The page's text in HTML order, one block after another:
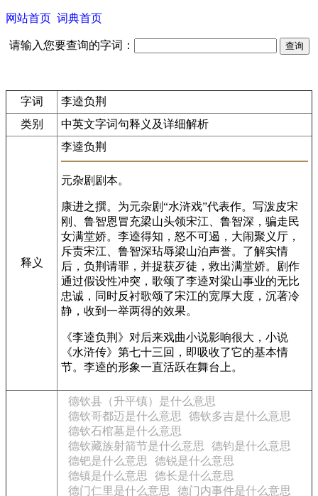
网站首页 词典首页
请输入您要查询的字词：
字词
李逵负荆
类别
中英文字词句释义及详细解析
释义
李逵负荆
元杂剧剧本。
康进之撰。为元杂剧“水浒戏”代表作。写泼皮宋
刚、鲁智恩冒充梁山头领宋江、鲁智深，骗走民
女满堂娇。李逵得知，怒不可遏，大闹聚义厅，
斥责宋江、鲁智深玷辱梁山泊声誉。了解实情
后，负荆请罪，并捉获歹徒，救出满堂娇。剧作
通过假设性冲突，歌颂了李逵对梁山事业的无比
忠诚，同时反衬歌颂了宋江的宽厚大度，沉著冷
静，收到一举两得的效果。
《李逵负荆》对后来戏曲小说影响很大，小说
《水浒传》第七十三回，即吸收了它的基本情
节。李逵的形象一直活跃在舞台上。
德钦县（升平镇）是什么意思
德钦哥都迈是什么意思
德钦多吉是什么意思
德钦石棺墓是什么意思
德钦藏族射箭节是什么意思
德钧是什么意思
德钯是什么意思
德锐是什么意思
德镇是什么意思
德长是什么意思
德门仁里是什么意思
德门内事件是什么意思